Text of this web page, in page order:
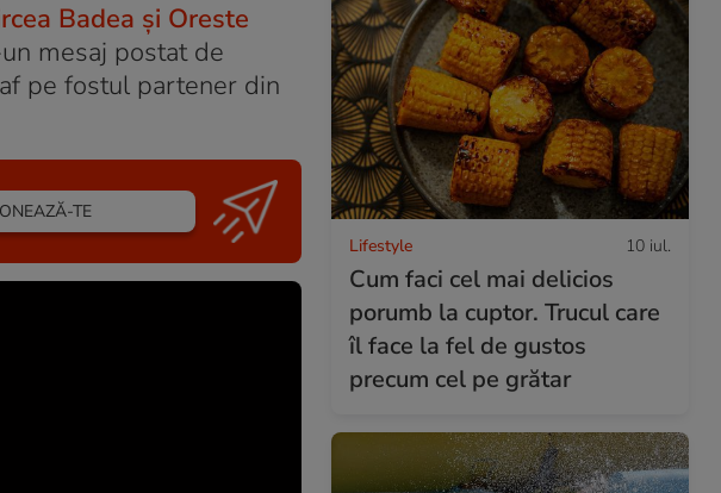
Badea și Oreste
mesaj postat de
pe fostul partener din
TE
Lifestyle 10 iul.
Cum faci cel mai delicios
porumb la cuptor. Trucul care
îl face la fel de gustos
precum cel pe grătar